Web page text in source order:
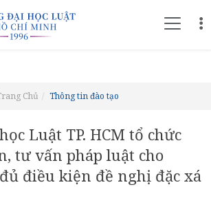
Chủ Thông tin đào tạo
Luật TP. HCM tổ chức
tư vấn pháp luật cho
điều kiện đề nghị đặc xá